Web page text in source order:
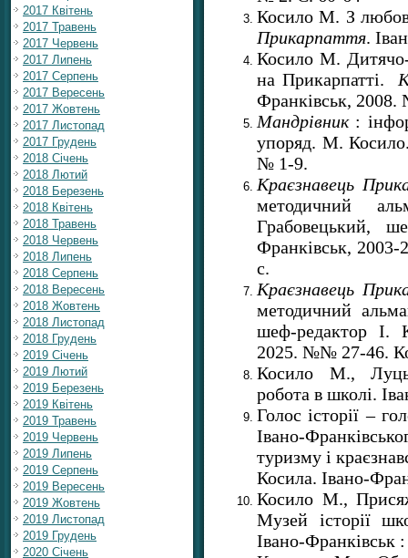
2017 Квітень
2017 Травень
2017 Червень
2017 Липень
2017 Серпень
2017 Вересень
2017 Жовтень
2017 Листопад
2017 Грудень
2018 Січень
2018 Лютий
2018 Березень
2018 Квітень
2018 Травень
2018 Червень
2018 Липень
2018 Серпень
2018 Вересень
2018 Жовтень
2018 Листопад
2018 Грудень
2019 Січень
2019 Лютий
2019 Березень
2019 Квітень
2019 Травень
2019 Червень
2019 Липень
2019 Серпень
2019 Вересень
2019 Жовтень
2019 Листопад
2019 Грудень
2020 Січень
Косило М. З
Прикарпаття.
Косило М. Дитячо-
на Прикарпатті.
Франківськ,
Мандрівник:
упоряд. М.
№ 1-9.
Краєзнавець
методичний
Грабовецький,
Франківськ,
с.
Краєзнавець
методичний
шеф-редактор І.
2025. №№ 27-46.
Косило М.,
робота в школі.
Голос історії –
Івано-
туризму і
Косила. Івано-
Косило М.,
Музей історії
Івано-Франківськ